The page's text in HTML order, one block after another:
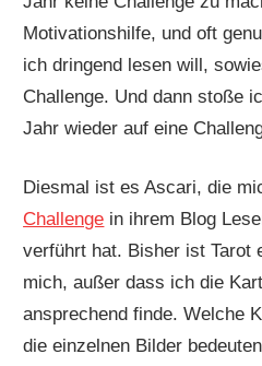
Motivationshilfe, und oft
ich dringend lesen will,
Challenge. Und dann stoße
Jahr wieder auf eine
Diesmal ist es Ascari, die
Challenge in ihrem Blog
verführt hat. Bisher ist Tarot
mich, außer dass ich die
ansprechend finde. Welche
die einzelnen Bilder